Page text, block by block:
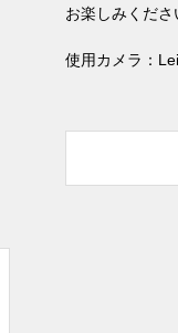
お楽しみくださ
使用カメラ：